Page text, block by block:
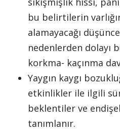
bu belirtilerin
alamayacağı
nedenlerden dolayı
korkma- kaçınma
Yaygın kaygı
etkinlikler ile ilgili
beklentiler ve
tanımlanır.